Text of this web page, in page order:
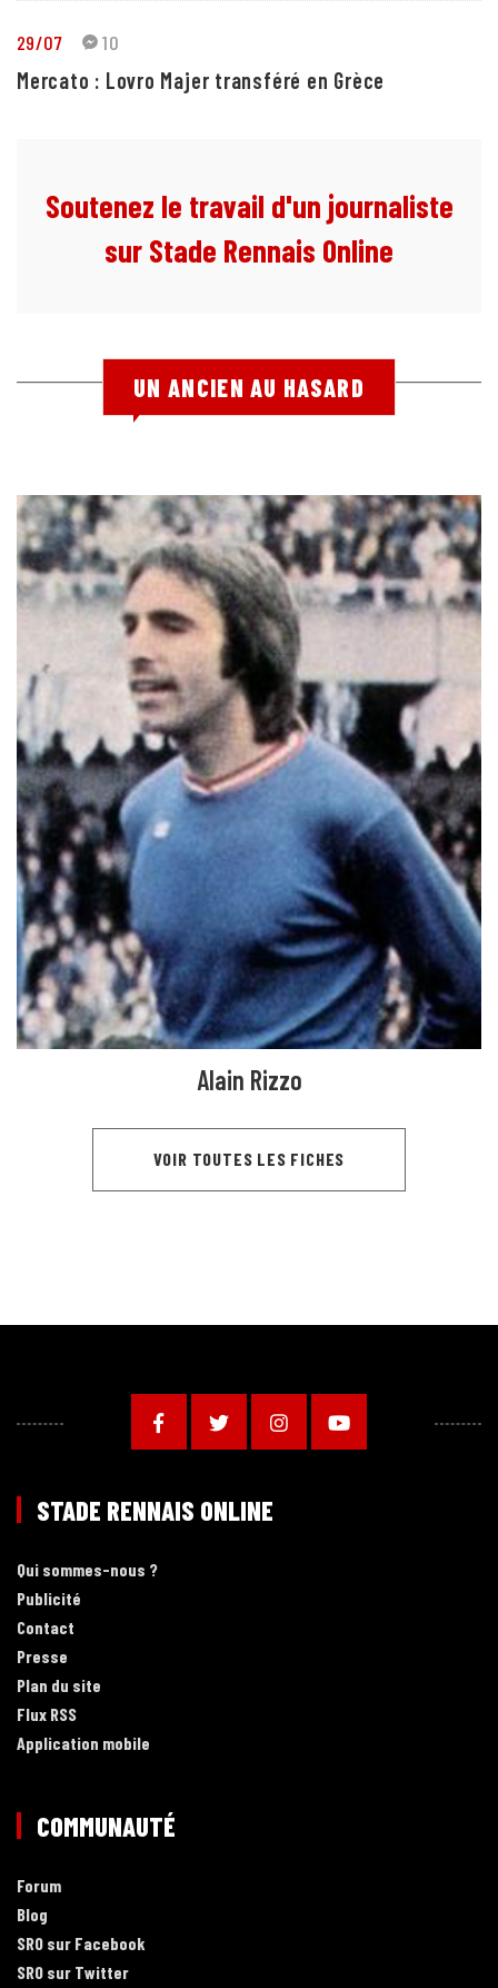
29/07 10
Mercato : Lovro Majer transféré en Grèce
Soutenez le travail d'un journaliste
sur Stade Rennais Online
UN ANCIEN AU HASARD
Alain Rizzo
VOIR TOUTES LES FICHES
STADE RENNAIS ONLINE
Qui sommes-nous ?
Publicité
Contact
Presse
Plan du site
Flux RSS
Application mobile
COMMUNAUTÉ
Forum
Blog
SRO sur Facebook
SRO sur Twitter